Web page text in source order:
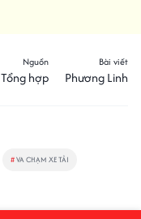
Nguồn
Tổng hợp
Bài viết
Phương Linh
#VA CHẠM XE TẢI